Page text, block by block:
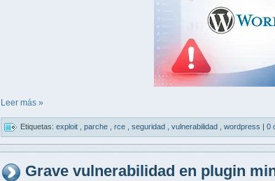
Leer más »
Etiquetas: exploit parche rce seguridad vulnerabilidad wordpress | 0
Grave vulnerabilidad en plugin